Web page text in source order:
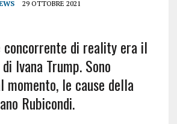
29 OTTOBRE 2021
concorrente di reality era il
Ivana Trump. Sono
momento, le cause della
Rubicondi.